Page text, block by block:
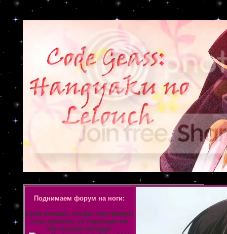
Объявление
Поднимаем форум на ноги:
Если хочешь, чтобы этот форум
стал лучшим, то переходи на
эти ссылки почаще-